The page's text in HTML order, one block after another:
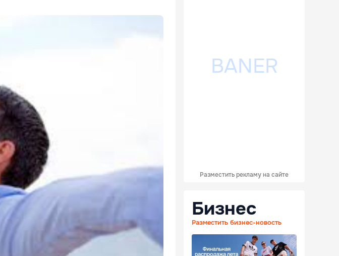
Разместить рекламу на сайте
Бизнес
Разместить бизнес-новость